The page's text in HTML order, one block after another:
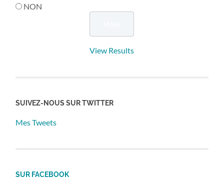
NON
View Results
SUIVEZ-NOUS SUR TWITTER
Mes Tweets
SUR FACEBOOK